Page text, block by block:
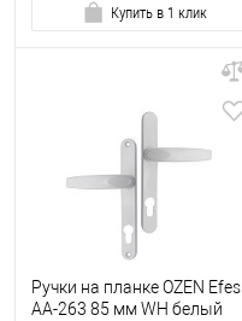
Купить в 1 клик
Ручки на планке OZEN Efes
AA-263 85 мм WH белый